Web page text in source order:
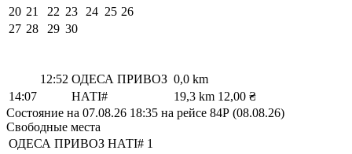
20 21 22 23 24 25 26
27 28 29 30
12:52 ОДЕСА ПРИВОЗ 0,0 km
14:07
НАТІ# 19,3 km 12,00 ₴
Состояние на 07.08.26 18:35 на рейсе 84Р (08.08.26)
Свободные места
ОДЕСА ПРИВОЗ НАТІ# 1